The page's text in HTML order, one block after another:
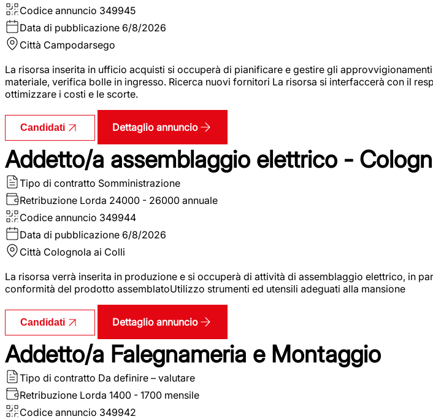
Codice annuncio 349945
Data di pubblicazione 6/8/2026
Città Campodarsego
La risorsa inserita in ufficio acquisti si occuperà di pianificare e gestire gli
materiale, verifica bolle in ingresso. Ricerca nuovi fornitori La risorsa si interfaccerà con il
ottimizzare i costi e le scorte.
Candidati Dettaglio annuncio
Addetto/a assemblaggio elettrico -
Tipo di contratto Somministrazione
Retribuzione Lorda 24000 - 26000 annuale
Codice annuncio 349944
Data di pubblicazione 6/8/2026
Città Colognola ai Colli
La risorsa verrà inserita in produzione e si occuperà di attività di assemblaggio elettrico, in
conformità del prodotto assemblatoUtilizzo strumenti ed utensili adeguati alla mansione
Candidati Dettaglio annuncio
Addetto/a Falegnameria e Montaggio
Tipo di contratto Da definire – valutare
Retribuzione Lorda 1400 - 1700 mensile
Codice annuncio 349942